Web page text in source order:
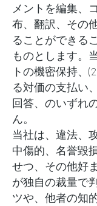
メントを編集、
布、翻訳、その
ることができる
ものとします。
トの機密保持、
る対価の支払い
回答、のいずれ
ん。
当社は、違法、
中傷的、名誉毀
せつ、その他好
が独自の裁量で
ツや、他者の知